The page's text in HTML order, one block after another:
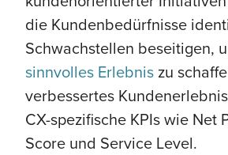
die Kundenbedürfnisse
Schwachstellen beseitigen,
sinnvolles Erlebnis zu
verbessertes
CX-spezifische KPIs wie Net
Score und Service Level.